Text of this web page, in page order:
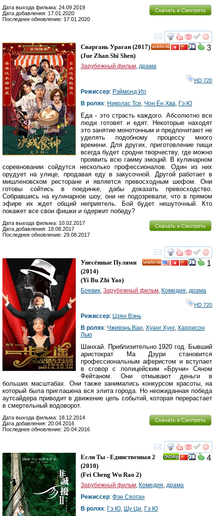
Скачать и Смотреть
Дата выхода фильма: 24.09.2019
Дата добавления: 17.01.2020
Последнее обновление: 17.01.2020
смотреть
3
Сваргань Ураган (2017)
(Jue Zhan Shi Shen)
Зарубежный фильм, драма
HD 720
Режиссер: Рэймонд Ип
В ролях: Николас Тсе, Чон Ён Хва, Гэ Ю
Еда - это страсть каждого. Абсолютно все
люди готовят и едят. Некоторые находят
это занятие монотонным и предпочитают не
уделять подобному процессу много
времени. Для других, приготовление пищи
всегда будет сродни творчеству, где можно
проявить всю гамму эмоций. В кулинарном
соревновании сойдутся несколько профессионалов. Один из них
орудует на улице, продавая еду в закусочной. Другой работает в
мишленовском ресторане и является превосходным шефом. Они
готовы сойтись в поединке, дабы доказать превосходство.
Собравшись на кулинарное шоу, они не подозревали, что в прямом
эфире их ждет общий неприятель. Бой будет нешуточный. Кто
покажет все свои фишки и одержит победу?
Скачать и Смотреть
Дата выхода фильма: 10.02.2017
Дата добавления: 18.08.2017
Последнее обновление: 29.08.2017
смотреть
1
Унесённые Пулями
(2014)
(Yi Bu Zhi Yao)
Боевик, Зарубежный фильм, Комедия, драма
HD 720
Режиссер: Цзян Вэнь
В ролях: Чживэнь Ван, Хуанг Хунг, Харрисон
Лью
Шанхай. Приблизительно 1920 год. Бывший
аристократ Ма Дзури становится
профессиональным аферистом и вступает
в сговор с полицейским «Бруни» Сяном
Фейтаном. Они отмывают деньги в
больших масштабах. Они также занимались конкурсом красоты, на
который была приглашена вся элита города. Но неожиданная победа
аутсайдера приводит в движение цепь событий, которая перерастает
в смертельный водоворот.
Скачать и Смотреть
Дата выхода фильма: 18.12.2014
Дата добавления: 20.04.2016
Последнее обновление: 20.04.2016
смотреть
4
Если Ты - Единственная 2
(2010)
(Fei Cheng Wu Rao 2)
Зарубежный фильм, Комедия, драма
Режиссер: Фэн Сяоган
В ролях: Гэ Ю, Шу Ци, Гэ Ю